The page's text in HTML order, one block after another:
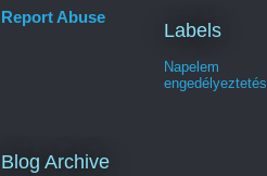
Report Abuse
Labels
Napelem
engedélyeztetés
Blog Archive